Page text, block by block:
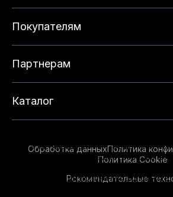
Покупателям
Партнерам
Каталог
Обработка данныхПолитика
Политика Cookie
Рекомендательные
опыта на нашем сайте. Продолжая
данный сайт, вы соглашаетесь с
технологий. Для получения